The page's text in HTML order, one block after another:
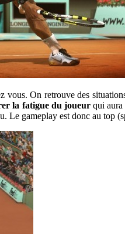
On retrouve des
la fatigue du joueurqui aura
gameplay est donc au top